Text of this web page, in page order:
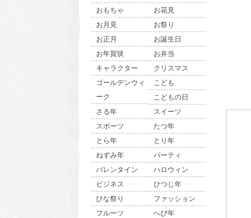
おもちゃ
お花見
お月見
お祭り
お正月
お誕生日
お年賀状
お弁当
キャラクター
クリスマス
ゴールデンウィ
ーク
こども
こどもの日
さる年
スイーツ
スポーツ
たつ年
とら年
とり年
ねずみ年
パーティ
バレンタイン
ハロウィン
ビジネス
ひつじ年
ひな祭り
ファッション
フルーツ
へび年